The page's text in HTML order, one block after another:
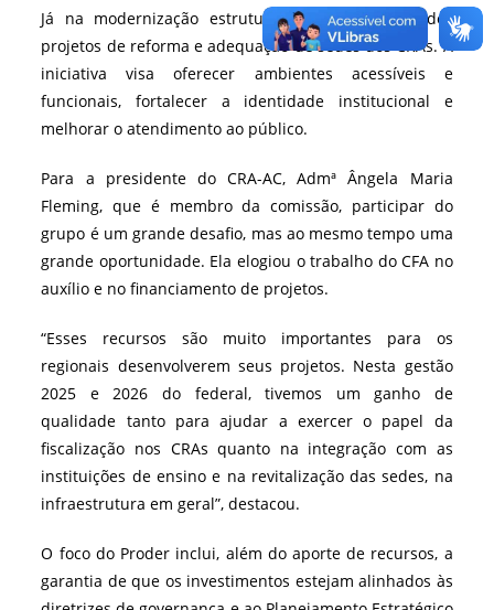
Já na modernização estrutural, foram apresentados
projetos de reforma e adequação de sedes dos CRAs. A
iniciativa visa oferecer ambientes acessíveis e
funcionais, fortalecer a identidade institucional e
melhorar o atendimento ao público.
Para a presidente do CRA-AC, Admª Ângela Maria
Fleming, que é membro da comissão, participar do
grupo é um grande desafio, mas ao mesmo tempo uma
grande oportunidade. Ela elogiou o trabalho do CFA no
auxílio e no financiamento de projetos.
“Esses recursos são muito importantes para os
regionais desenvolverem seus projetos. Nesta gestão
2025 e 2026 do federal, tivemos um ganho de
qualidade tanto para ajudar a exercer o papel da
fiscalização nos CRAs quanto na integração com as
instituições de ensino e na revitalização das sedes, na
infraestrutura em geral”, destacou.
O foco do Proder inclui, além do aporte de recursos, a
garantia de que os investimentos estejam alinhados às